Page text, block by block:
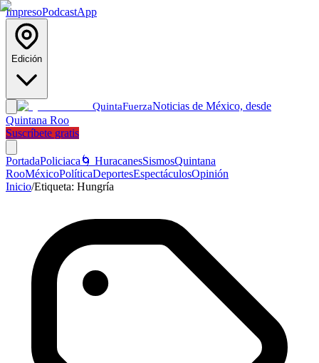
ImpresoPodcastApp
Edición
QuintaFuerzaNoticias de México, desde
Quintana Roo
Suscríbete gratis
PortadaPoliciaca 🌀 HuracanesSismosQuintana
RooMéxicoPolíticaDeportesEspectáculosOpinión
Inicio/Etiqueta: Hungría